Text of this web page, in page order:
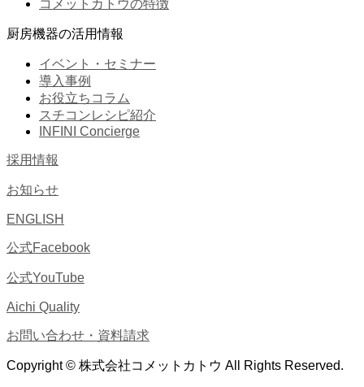
コメットカトウの特徴
厨房機器の活用情報
イベント・セミナー
導入事例
お役立ちコラム
スチコンレシピ紹介
INFINI Concierge
採用情報
お知らせ
ENGLISH
公式Facebook
公式YouTube
Aichi Quality
お問い合わせ・資料請求
Copyright © 株式会社コメットカトウ All Rights Reserved.